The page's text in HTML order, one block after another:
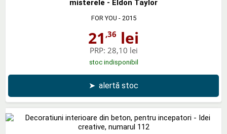
misterele - Eldon Taylor
FOR YOU - 2015
21 ,36 lei
PRP: 28,10 lei
stoc indisponibil
➤ alertă stoc